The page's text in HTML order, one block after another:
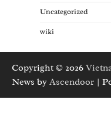
Uncategorized
wiki
Copyright © 2026
News by Ascendoor |